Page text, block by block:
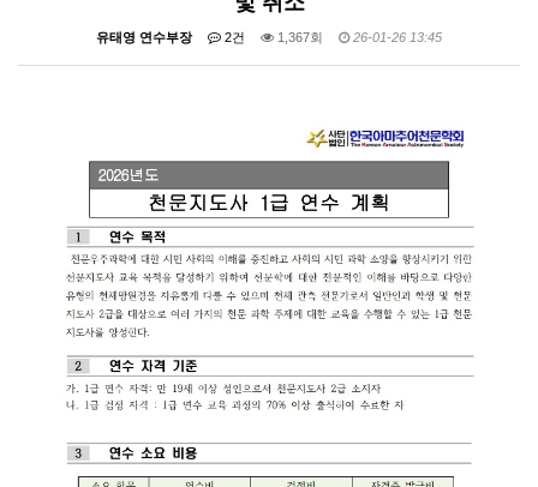
유태영 연수부장 2건 1,367회 26-01-26 13:45